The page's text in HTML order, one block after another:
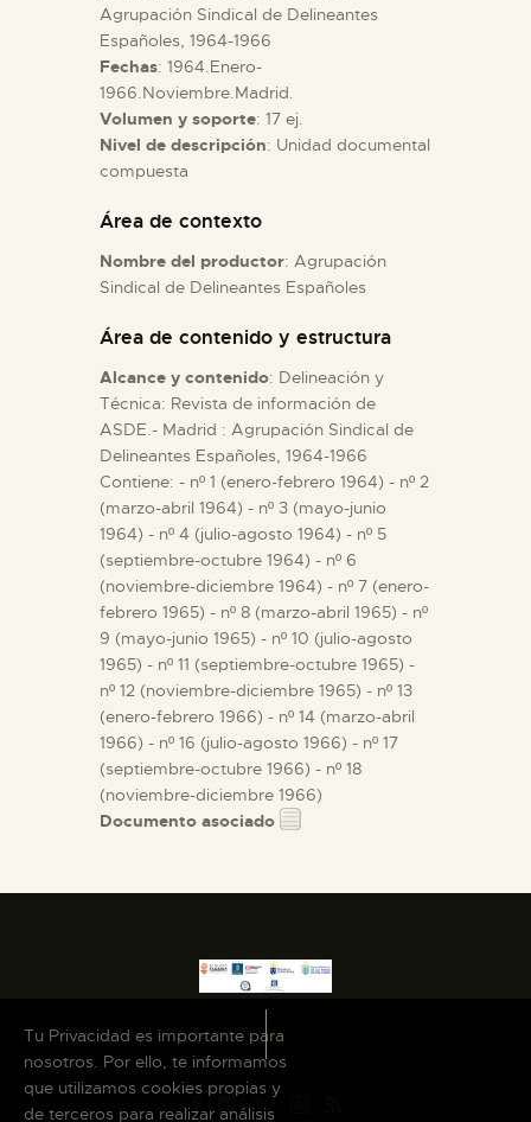
DIDÁCTICA
ESPAÑOL
Agrupación Sindical de Delineantes
Españoles, 1964-1966
Fechas: 1964.Enero-
1966.Noviembre.Madrid.
Volumen y soporte: 17 ej.
Nivel de descripción: Unidad documental
compuesta
Área de contexto
Nombre del productor: Agrupación
Sindical de Delineantes Españoles
Área de contenido y estructura
Alcance y contenido: Delineación y
Técnica: Revista de información de
ASDE.- Madrid : Agrupación Sindical de
Delineantes Españoles, 1964-1966
Contiene: - nº 1 (enero-febrero 1964) - nº 2
(marzo-abril 1964) - nº 3 (mayo-junio
1964) - nº 4 (julio-agosto 1964) - nº 5
(septiembre-octubre 1964) - nº 6
(noviembre-diciembre 1964) - nº 7 (enero-
febrero 1965) - nº 8 (marzo-abril 1965) - nº
9 (mayo-junio 1965) - nº 10 (julio-agosto
1965) - nº 11 (septiembre-octubre 1965) -
nº 12 (noviembre-diciembre 1965) - nº 13
(enero-febrero 1966) - nº 14 (marzo-abril
1966) - nº 16 (julio-agosto 1966) - nº 17
(septiembre-octubre 1966) - nº 18
(noviembre-diciembre 1966)
Documento asociado
Tu Privacidad es importante para
nosotros. Por ello, te informamos
que utilizamos cookies propias y
de terceros para realizar análisis